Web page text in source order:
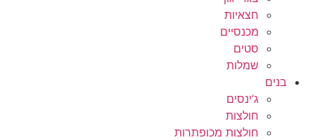
חצאיות
מכנסיים
סטים
שמלות
בנים
ג’ינסים
חולצות
חולצות מכופתרות